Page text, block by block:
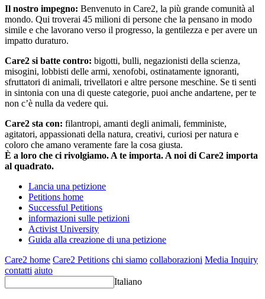
Il nostro impegno: Benvenuto in Care2, la più grande comunità al
mondo. Qui troverai 45 milioni di persone che la pensano in modo
simile e che lavorano verso il progresso, la gentilezza e per avere un
impatto duraturo.
Care2 si batte contro: bigotti, bulli, negazionisti della scienza,
misogini, lobbisti delle armi, xenofobi, ostinatamente ignoranti,
sfruttatori di animali, trivellatori e altre persone meschine. Se ti senti
in sintonia con una di queste categorie, puoi anche andartene, per te
non c’è nulla da vedere qui.
Care2 sta con: filantropi, amanti degli animali, femministe,
agitatori, appassionati della natura, creativi, curiosi per natura e
coloro che amano veramente fare la cosa giusta.
È a loro che ci rivolgiamo. A te importa. A noi di Care2 importa
al quadrato.
Lancia una petizione
Petitions home
Successful Petitions
informazioni sulle petizioni
Activist University
Guida alla creazione di una petizione
Care2 home Care2 Petitions chi siamo collaborazioni Media Inquiry
contatti aiuto
Italiano